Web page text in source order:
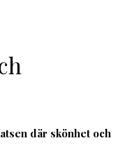
där skönhet och